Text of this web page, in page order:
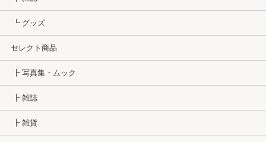
┗ グッズ
セレクト商品
┣ 写真集・ムック
┣ 雑誌
┣ 雑貨